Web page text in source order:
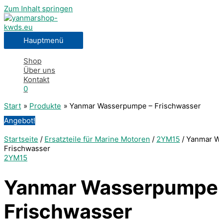
Zum Inhalt springen
Hauptmenü
Shop
Über uns
Kontakt
0
Start
Produkte
Yanmar Wasserpumpe – Frischwasser
Angebot!
Startseite / Ersatzteile für Marine Motoren / 2YM15 / Yanmar
Frischwasser
2YM15
Yanmar
Frischwasser